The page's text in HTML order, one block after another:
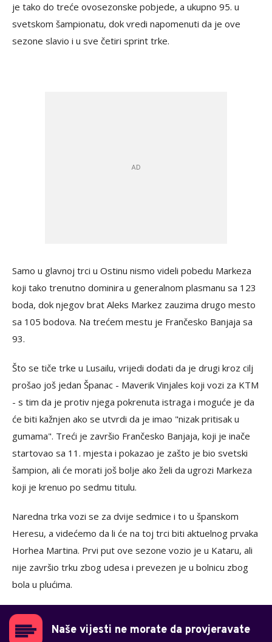
je tako do treće ovosezonske pobjede, a ukupno 95. u
svetskom šampionatu, dok vredi napomenuti da je ove
sezone slavio i u sve četiri sprint trke.
Samo u glavnoj trci u Ostinu nismo videli pobedu Markeza
koji tako trenutno dominira u generalnom plasmanu sa 123
boda, dok njegov brat Aleks Markez zauzima drugo mesto
sa 105 bodova. Na trećem mestu je Frančesko Banjaja sa
93.
Što se tiče trke u Lusailu, vrijedi dodati da je drugi kroz cilj
prošao još jedan Španac - Maverik Vinjales koji vozi za KTM
- s tim da je protiv njega pokrenuta istraga i moguće je da
će biti kažnjen ako se utvrdi da je imao "nizak pritisak u
gumama". Treći je završio Frančesko Banjaja, koji je inače
startovao sa 11. mjesta i pokazao je zašto je bio svetski
šampion, ali će morati još bolje ako želi da ugrozi Markeza
koji je krenuo po sedmu titulu.
Naredna trka vozi se za dvije sedmice i to u španskom
Heresu, a videćemo da li će na toj trci biti aktuelnog prvaka
Horhea Martina. Prvi put ove sezone vozio je u Kataru, ali
nije završio trku zbog udesa i prevezen je u bolnicu zbog
bola u plućima.
Naše vijesti ne morate da provjeravate